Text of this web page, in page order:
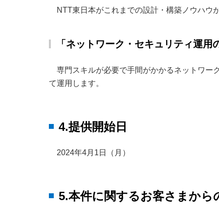
NTT東日本がこれまでの設計・構築ノウハウ
「ネットワーク・セキュリティ運用
専門スキルが必要で手間がかかるネットワー
て運用します。
4.提供開始日
2024年4月1日（月）
5.本件に関するお客さまから